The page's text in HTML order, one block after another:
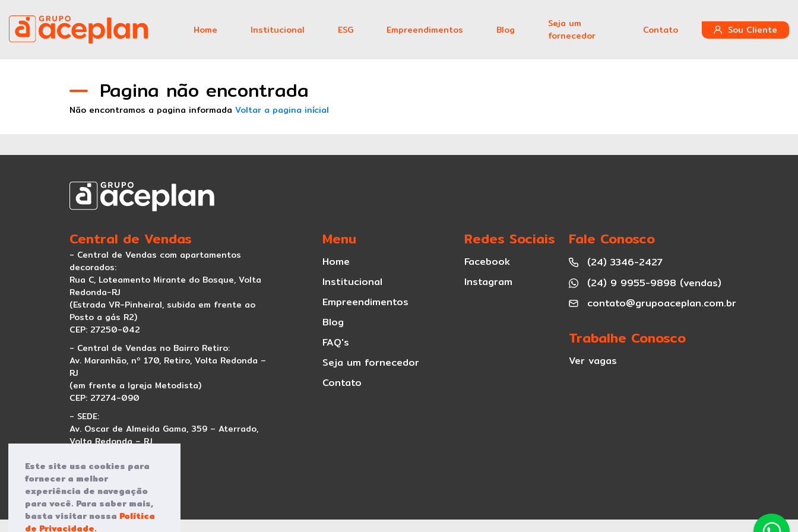
Home Institucional ESG Empreendimentos Blog
Seja um
fornecedor
Contato Sou Cliente
Canal Direto - Denúncias
Pagina não encontrada
Não encontramos a pagina informada Voltar a pagina inícial
Este site usa cookies para
fornecer a melhor
experiência de navegação
para você. Para saber mais,
basta visitar nossa Política
de Privacidade.
Central de Vendas
- Central de Vendas com apartamentos
decorados:
Rua C, Loteamento Mirante do Bosque, Volta
Redonda-RJ
(Estrada VR-Pinheiral, subida em frente ao
Posto a gás R2)
CEP: 27250-042
- Central de Vendas no Bairro Retiro:
Av. Maranhão, nº 170, Retiro, Volta Redonda –
RJ
(em frente a Igreja Metodista)
CEP: 27274-090
- SEDE:
Av. Oscar de Almeida Gama, 359 – Aterrado,
Volta Redonda – RJ
Menu
Home
Institucional
Empreendimentos
Blog
FAQ's
Seja um fornecedor
Contato
Redes Sociais
Facebook
Instagram
Fale Conosco
(24) 3346-2427
(24) 9 9955-9898 (vendas)
contato@grupoaceplan.com.br
Trabalhe Conosco
Ver vagas